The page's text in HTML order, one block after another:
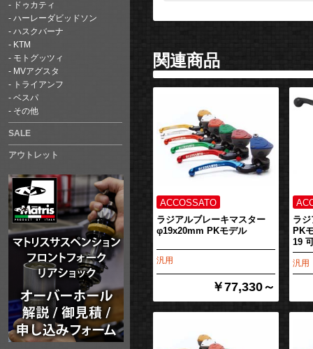
ドゥカティ
ハーレーダビッドソン
ハスクバーナ
KTM
モトグッツィ
MVアグスタ
トライアンフ
ベスパ
その他
SALE
アウトレット
関連商品
ラジアルブレーキマスター
φ19x20mm PKモデル
汎用
￥77,330～
ラ
PK
19
汎用